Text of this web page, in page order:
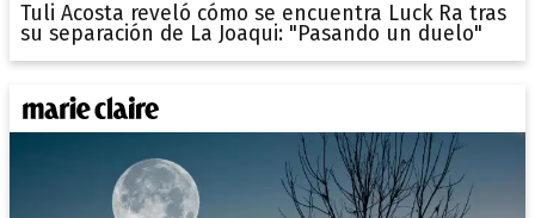
Tuli Acosta reveló cómo se encuentra Luck Ra tras
su separación de La Joaqui: "Pasando un duelo"